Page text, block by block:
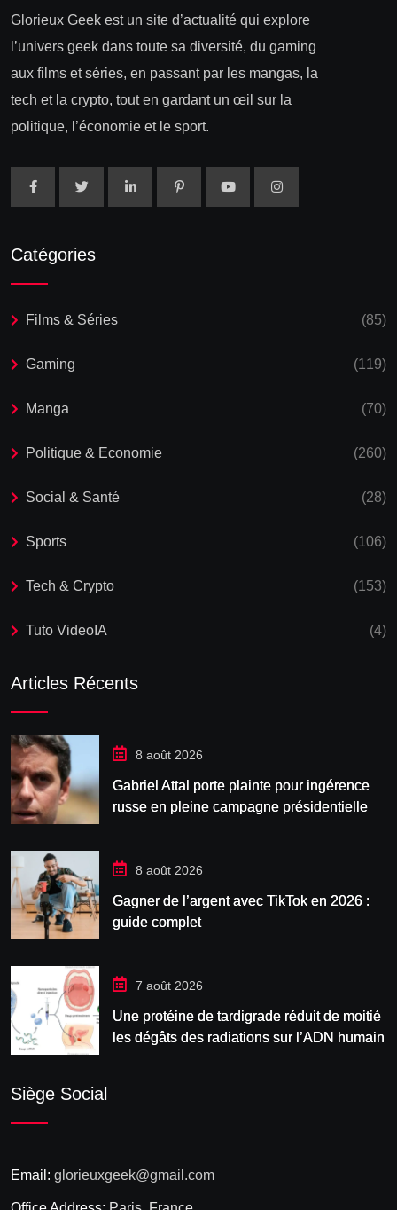
Glorieux Geek est un site d’actualité qui explore
l’univers geek dans toute sa diversité, du gaming
aux films et séries, en passant par les mangas, la
tech et la crypto, tout en gardant un œil sur la
politique, l’économie et le sport.
Catégories
Films & Séries (85)
Gaming (119)
Manga (70)
Politique & Economie (260)
Social & Santé (28)
Sports (106)
Tech & Crypto (153)
Tuto VideoIA (4)
Articles Récents
8 août 2026
Gabriel Attal porte plainte pour ingérence
russe en pleine campagne présidentielle
8 août 2026
Gagner de l’argent avec TikTok en 2026 :
guide complet
7 août 2026
Une protéine de tardigrade réduit de moitié
les dégâts des radiations sur l’ADN humain
Siège Social
Email: glorieuxgeek@gmail.com